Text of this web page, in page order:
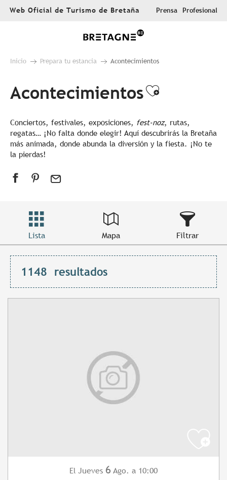
AllerWeb Oficial de Turismo de Bretaña Prensa Profesional
Inicio Prepara tu estancia Acontecimientos
AcontecimientosAjouter
Conciertos, festivales, exposiciones, fest-noz, rutas,
regatas… ¡No falta donde elegir! Aquí descubrirás la Bretaña
más animada, donde abunda la diversión y la fiesta. ¡No te
la pierdas!
Lista Mapa Filtrar
1148 resultados
El Jueves 6 Ago. a 10:00